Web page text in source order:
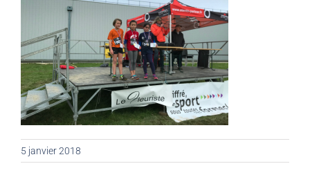
5 janvier 2018